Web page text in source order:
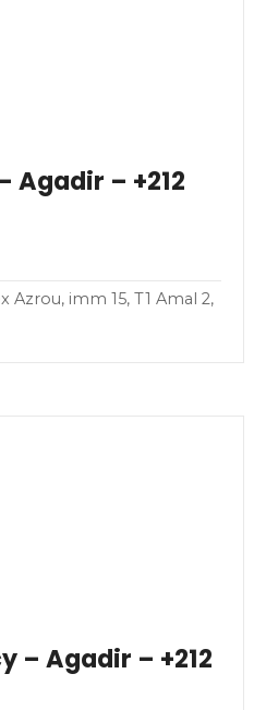
– +212
Azrou, imm 15, T1 Amal 2,
– Agadir – +212